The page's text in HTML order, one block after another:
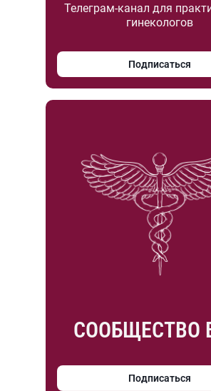
Телеграм-канал для
гинекологов
Подписаться
СООБЩЕСТВО
Подписаться